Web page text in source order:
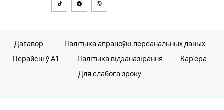
Дагавор
Палітыка апрацоўкі персанальных даных
Перайсці ў А1
Палітыка відэаназірання
Кар'ера
Для слабога зроку